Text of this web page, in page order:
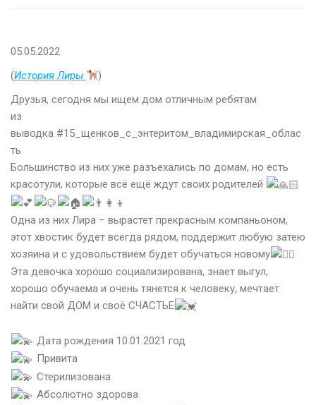
05.05.2022
(История Лиры
)
Друзья, сегодня мы ищем дом отличным ребятам
из
выводка #15_щенков_с_энтеритом_владимирская_облас
ть
Большинство из них уже разъехались по домам, но есть
красотули, которые всё ещё ждут своих родителей
Одна из них Лира – вырастет прекрасным компаньоном,
этот хвостик будет всегда рядом, поддержит любую затею
хозяина и с удовольствием будет обучаться новому
Эта девочка хорошо социализирована, знает выгул,
хорошо обучаема и очень тянется к человеку, мечтает
найти свой ДОМ и своё СЧАСТЬЕ
Дата рождения 10.01.2021 год
Привита
Стерилизована
Абсолютно здорова